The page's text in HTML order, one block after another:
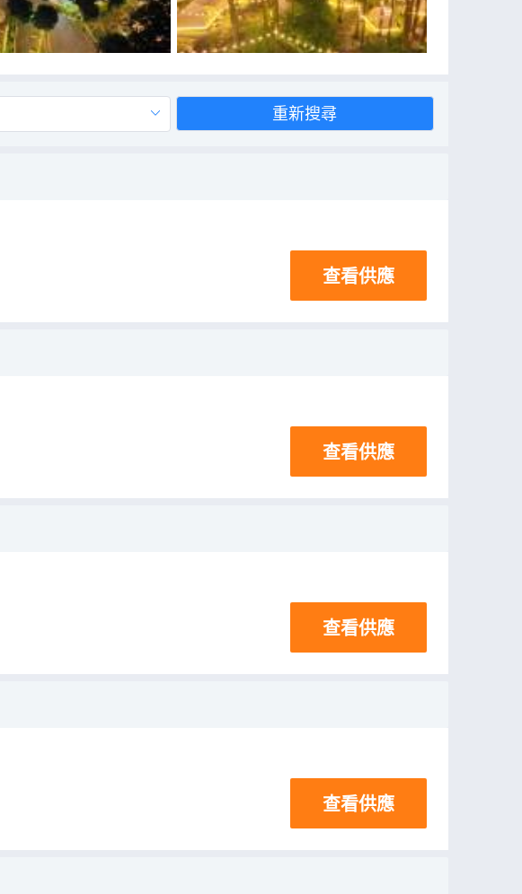
重新搜尋
查看供應
查看供應
查看供應
查看供應